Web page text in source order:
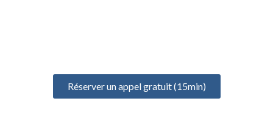
Réserver un appel gratuit (15min)